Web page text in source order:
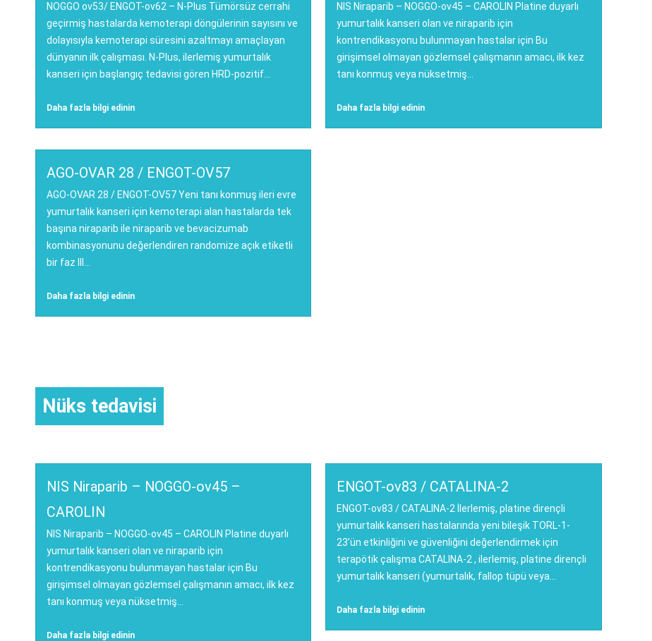
NOGGO ov53/ ENGOT-ov62 – N-Plus Tümörsüz cerrahi
geçirmiş hastalarda kemoterapi döngülerinin sayısını ve
dolayısıyla kemoterapi süresini azaltmayı amaçlayan
dünyanın ilk çalışması. N-Plus, ilerlemiş yumurtalık
kanseri için başlangıç tedavisi gören HRD-pozitif...
Daha fazla bilgi edinin
NIS Niraparib – NOGGO-ov45 – CAROLIN Platine duyarlı
yumurtalık kanseri olan ve niraparib için
kontrendikasyonu bulunmayan hastalar için Bu
girişimsel olmayan gözlemsel çalışmanın amacı, ilk kez
tanı konmuş veya nüksetmiş...
Daha fazla bilgi edinin
AGO-OVAR 28 / ENGOT-OV57
AGO-OVAR 28 / ENGOT-OV57 Yeni tanı konmuş ileri evre
yumurtalık kanseri için kemoterapi alan hastalarda tek
başına niraparib ile niraparib ve bevacizumab
kombinasyonunu değerlendiren randomize açık etiketli
bir faz III...
Daha fazla bilgi edinin
Nüks tedavisi
NIS Niraparib – NOGGO-ov45 –
CAROLIN
NIS Niraparib – NOGGO-ov45 – CAROLIN Platine duyarlı
yumurtalık kanseri olan ve niraparib için
kontrendikasyonu bulunmayan hastalar için Bu
girişimsel olmayan gözlemsel çalışmanın amacı, ilk kez
tanı konmuş veya nüksetmiş...
Daha fazla bilgi edinin
ENGOT-ov83 / CATALINA-2
ENGOT-ov83 / CATALINA-2 İlerlemiş, platine dirençli
yumurtalık kanseri hastalarında yeni bileşik TORL-1-
23’ün etkinliğini ve güvenliğini değerlendirmek için
terapötik çalışma CATALINA-2 , ilerlemiş, platine dirençli
yumurtalık kanseri (yumurtalık, fallop tüpü veya...
Daha fazla bilgi edinin